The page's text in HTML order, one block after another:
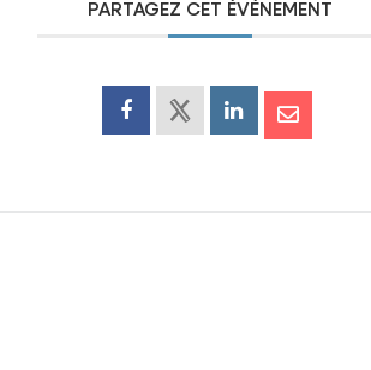
PARTAGEZ CET ÉVÉNEMENT